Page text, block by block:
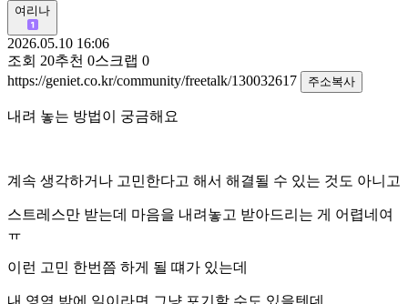
여리나
2026.05.10 16:06
조회 20추천 0스크랩 0
https://geniet.co.kr/community/freetalk/130032617
주소복사
내려 놓는 방법이 궁금해요
계속 생각하거나 고민한다고 해서 해결될 수 있는 것도 아니고
스트레스만 받는데 마음을 내려놓고 받아드리는 게 어렵네여
ㅠ
이런 고민 한번쯤 하게 될 떄가 있는데
내 영역 밖에 일이라면 그냥 포기할 수도 있을텐데